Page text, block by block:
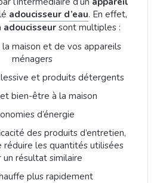
adoucisseur d’eau. En effet,
sont multiples :
maison et de vos appareils
ménagers
et produits détergents
bien-être à la maison
d’énergie
des produits d’entretien,
les quantités utilisées
un résultat similaire
plus rapidement